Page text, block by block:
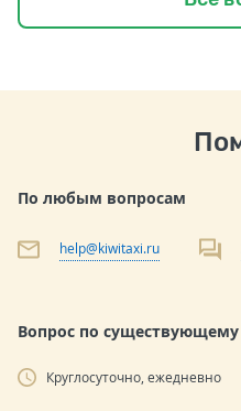
По любым вопросам
help@kiwitaxi.ru
Вопрос по существующему
Круглосуточно, ежедневно